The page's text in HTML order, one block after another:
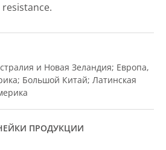
и Новая Зеландия; Европа,
Большой Китай; Латинская
ПРОДУКЦИИ